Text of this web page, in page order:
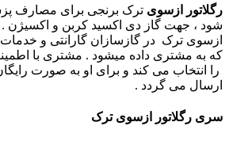
رگلاتور ازسوی ترک برنجی برای مصارف
شود ، جهت گاز دی اکسید کربن و اکسیژن .
ازسوی ترک در گازسازان گارانتی و
که به مشتری داده میشود . مشتری با
را انتخاب می کند و برای او به صورت
ارسال می گردد .
سری رگلاتور ازسوی ترک